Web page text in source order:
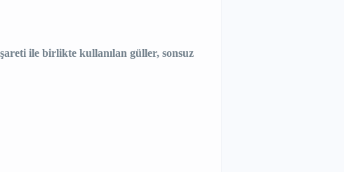
ile birlikte kullanılan güller, sonsuz